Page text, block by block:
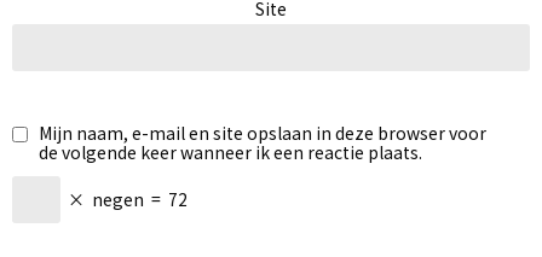
Site
Mijn naam, e-mail en site opslaan in deze browser voor
de volgende keer wanneer ik een reactie plaats.
× negen = 72